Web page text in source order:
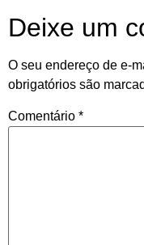
Deixe um
O seu endereço de e-
obrigatórios são
Comentário *